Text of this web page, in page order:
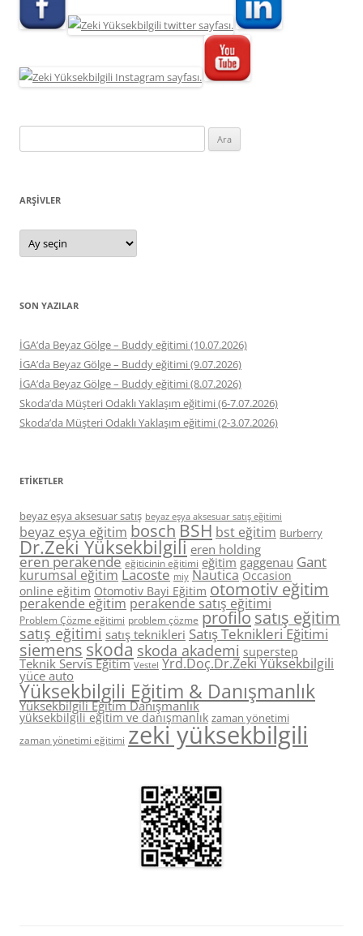
ARŞIVLER
Arşivler
SON YAZILAR
İGA’da Beyaz Gölge – Buddy eğitimi (10.07.2026)
İGA’da Beyaz Gölge – Buddy eğitimi (9.07.2026)
İGA’da Beyaz Gölge – Buddy eğitimi (8.07.2026)
Skoda’da Müşteri Odaklı Yaklaşım eğitimi (6-7.07.2026)
Skoda’da Müşteri Odaklı Yaklaşım eğitimi (2-3.07.2026)
ETIKETLER
beyaz eşya aksesuar satış beyaz eşya aksesuar satış eğitimi
beyaz eşya eğitim boschBSH bst eğitim Burberry
Dr.Zeki Yüksekbilgili eren holding
eren perakende eğiticinin eğitimi eğitim gaggenau Gant
kurumsal eğitim Lacoste miy Nautica Occasion
online eğitim Otomotiv Bayi Eğitim otomotiv eğitim
perakende eğitim perakende satış eğitimi
Problem Çözme eğitimi problem çözme profilo satış eğitim
satış eğitimi satış teknikleri Satış Teknikleri Eğitimi
siemens skoda skoda akademi superstep
Teknik Servis Eğitim Vestel Yrd.Doç.Dr.Zeki Yüksekbilgili
yüce auto
Yüksekbilgili Eğitim & Danışmanlık
Yüksekbilgili Eğitim Danışmanlık
yüksekbilgili eğitim ve danışmanlık zaman yönetimi
zaman yönetimi eğitimi zeki yüksekbilgili